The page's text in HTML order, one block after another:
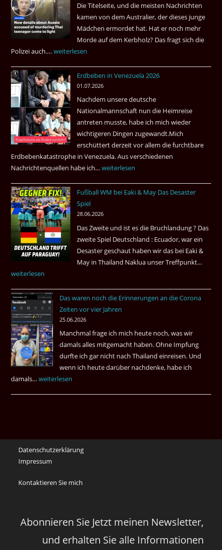
höchste
Kriminalität
aus?
Die Titelseite, und die meisten Nachrichten
kamen von dem Australier, der dieses junge
Mädchen ermordet hat. Hat er noch mehr
Morde auf dem Kerbholz? Das fragt sich die
Polizei auch.…Ab
Juli
2026
Thai
Airways
nonstop
nach
Amsterdam.
weiterlesen
Erdbeben in Venezuela 2026
01.07.2026
Nachdem unsere deutsche
Nationalmannschaft nun die Heimreise
antreten musste, habe ich mich wieder
wichtigeren Dingen zugewandt.Mich
erschüttert derzeit vor allem die furchtbare
Erdbebenkatastrophe in Venezuela. Aus verschiedenen
Nachrichtenquellen habe ich…Erdbeben
Venezuela
weiterlesen
Fußball WM bei Eaki & May Das Desaster
Spiel
28.06.2026
Das Zweite und ist es die Bruchlandung ? Das
zweite Spiel Deutschland : Ecuador, war ein
Desaster geschaut haben wir das bei Eaki &
May in Thailand Naklua unser Treffpunkt…
bei
weiterlesen
Das waren noch die Erinnerungen an die Corona
Zeiten vor vier Jahren
25.06.2026
Manchmal frage ich mich heute noch, was wir
damals alles mitgemacht haben. Ohne Impfung
durfte ich gar nicht nach Thailand einreisen. Und
wenn ich heute darüber nachdenke, habe ich
damals…Das
an
die
Corona
Zeiten
weiterlesen
Datenschutzerklärung
Impressum
Kontaktieren Sie mich
Abonnieren Sie Jetzt meinen Newsletter,
und erhalten Sie alle Informationen